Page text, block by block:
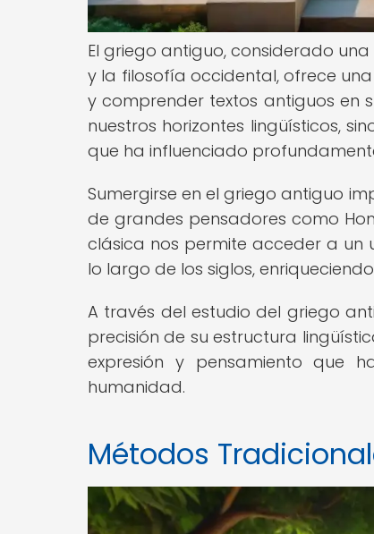
El griego antiguo, considerado
y la filosofía occidental, ofrece
y comprender textos antiguos en
nuestros horizontes lingüísticos,
que ha influenciado
Sumergirse en el griego antiguo
de grandes pensadores como
clásica nos permite acceder a un
lo largo de los siglos,
A través del estudio del griego
precisión de su estructura
expresión y pensamiento que
humanidad.
Métodos